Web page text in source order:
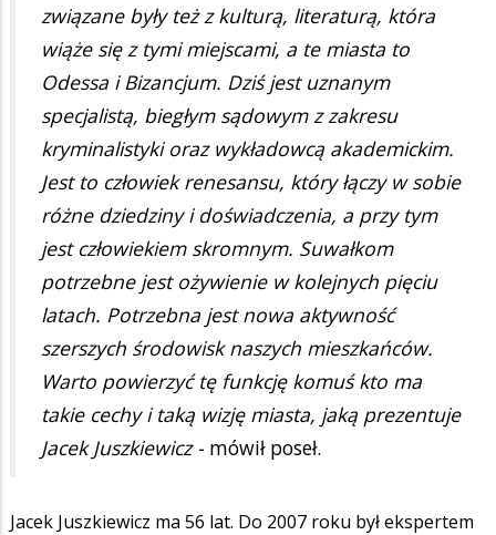
związane były też z kulturą, literaturą, która
wiąże się z tymi miejscami, a te miasta to
Odessa i Bizancjum. Dziś jest uznanym
specjalistą, biegłym sądowym z zakresu
kryminalistyki oraz wykładowcą akademickim.
Jest to człowiek renesansu, który łączy w sobie
różne dziedziny i doświadczenia, a przy tym
jest człowiekiem skromnym. Suwałkom
potrzebne jest ożywienie w kolejnych pięciu
latach. Potrzebna jest nowa aktywność
szerszych środowisk naszych mieszkańców.
Warto powierzyć tę funkcję komuś kto ma
takie cechy i taką wizję miasta, jaką prezentuje
Jacek Juszkiewicz - mówił poseł.
Jacek Juszkiewicz ma 56 lat. Do 2007 roku był ekspertem